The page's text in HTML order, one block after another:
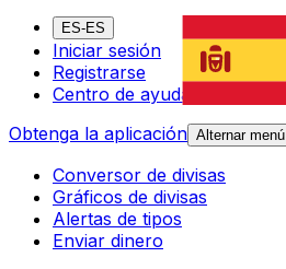
ES-ES
Iniciar sesión
Registrarse
Centro de ayuda
Obtenga la aplicación Alternar menú
Conversor de divisas
Gráficos de divisas
Alertas de tipos
Enviar dinero